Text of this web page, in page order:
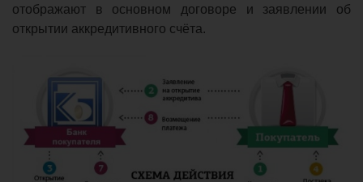
отображают в основном договоре и заявлении об
открытии аккредитивного счёта.